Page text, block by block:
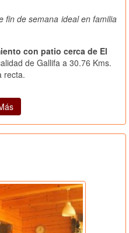
fin de semana ideal en familia
con patio cerca de El
de Gallifa a 30.76 Kms.
recta.